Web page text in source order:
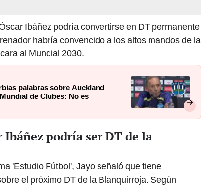
Ibáñez podría convertirse en DT permanente
habría convencido a los altos mandos de la
al Mundial 2030.
palabras sobre Auckland
de Clubes: No es
Ibáñez podría ser DT de la
'Estudio Fútbol', Jayo señaló que tiene
el próximo DT de la Blanquirroja. Según